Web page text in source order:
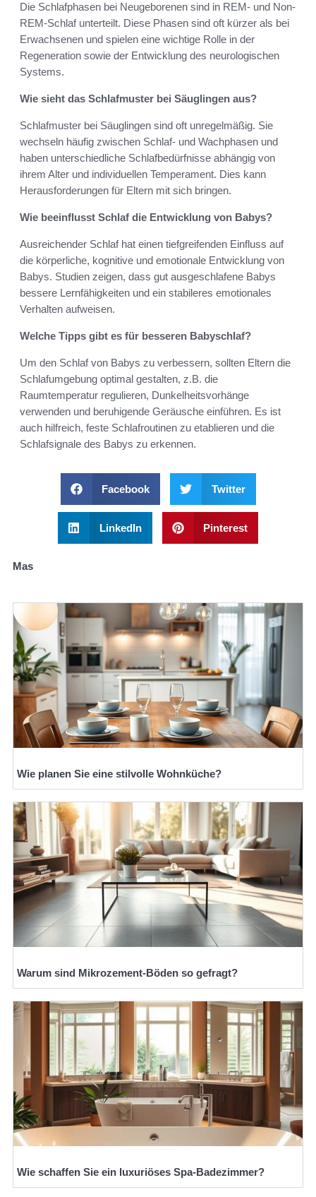
Die Schlafphasen bei Neugeborenen sind in REM- und Non-
REM-Schlaf unterteilt. Diese Phasen sind oft kürzer als bei
Erwachsenen und spielen eine wichtige Rolle in der
Regeneration sowie der Entwicklung des neurologischen
Systems.
Wie sieht das Schlafmuster bei Säuglingen aus?
Schlafmuster bei Säuglingen sind oft unregelmäßig. Sie
wechseln häufig zwischen Schlaf- und Wachphasen und
haben unterschiedliche Schlafbedürfnisse abhängig von
ihrem Alter und individuellen Temperament. Dies kann
Herausforderungen für Eltern mit sich bringen.
Wie beeinflusst Schlaf die Entwicklung von Babys?
Ausreichender Schlaf hat einen tiefgreifenden Einfluss auf
die körperliche, kognitive und emotionale Entwicklung von
Babys. Studien zeigen, dass gut ausgeschlafene Babys
bessere Lernfähigkeiten und ein stabileres emotionales
Verhalten aufweisen.
Welche Tipps gibt es für besseren Babyschlaf?
Um den Schlaf von Babys zu verbessern, sollten Eltern die
Schlafumgebung optimal gestalten, z.B. die
Raumtemperatur regulieren, Dunkelheitsvorhänge
verwenden und beruhigende Geräusche einführen. Es ist
auch hilfreich, feste Schlafroutinen zu etablieren und die
Schlafsignale des Babys zu erkennen.
Facebook Twitter
LinkedIn Pinterest
Mas
Wie planen Sie eine stilvolle Wohnküche?
Warum sind Mikrozement-Böden so gefragt?
Wie schaffen Sie ein luxuriöses Spa-Badezimmer?